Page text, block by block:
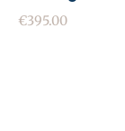
€395.00